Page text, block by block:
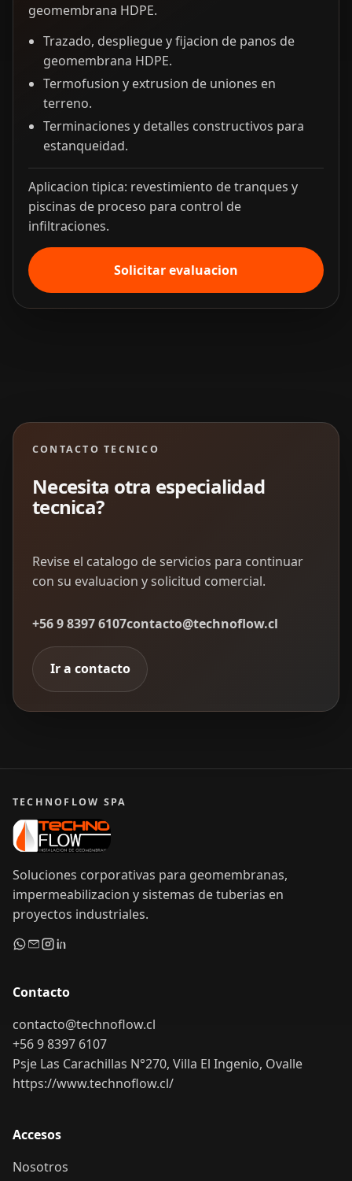
geomembrana HDPE.
Trazado, despliegue y fijacion de panos de
geomembrana HDPE.
Termofusion y extrusion de uniones en
terreno.
Terminaciones y detalles constructivos para
estanqueidad.
Aplicacion tipica: revestimiento de tranques y
piscinas de proceso para control de
infiltraciones.
Solicitar evaluacion
CONTACTO TECNICO
Necesita otra especialidad
tecnica?
Revise el catalogo de servicios para continuar
con su evaluacion y solicitud comercial.
+56 9 8397 6107contacto@technoflow.cl
Ir a contacto
TECHNOFLOW SPA
Soluciones corporativas para geomembranas,
impermeabilizacion y sistemas de tuberias en
proyectos industriales.
Contacto
contacto@technoflow.cl
+56 9 8397 6107
Psje Las Carachillas N°270, Villa El Ingenio, Ovalle
https://www.technoflow.cl/
Accesos
Nosotros